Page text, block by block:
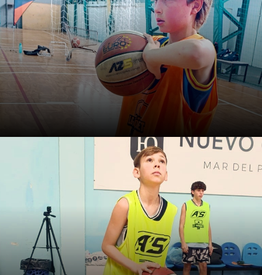
Treinar melhor também é fazer melhores perguntas.
Este é um guia concreto para organizar decisões e dar
sentido a cada treino.
A construção da inteligência
do jogador de basquete: ver
mais para decidir melhor
Antes de pedir melhores decisões, nós realmente
paramos para pensar com quais categorias e
conceitos pedimos aos jogadores que decidam?